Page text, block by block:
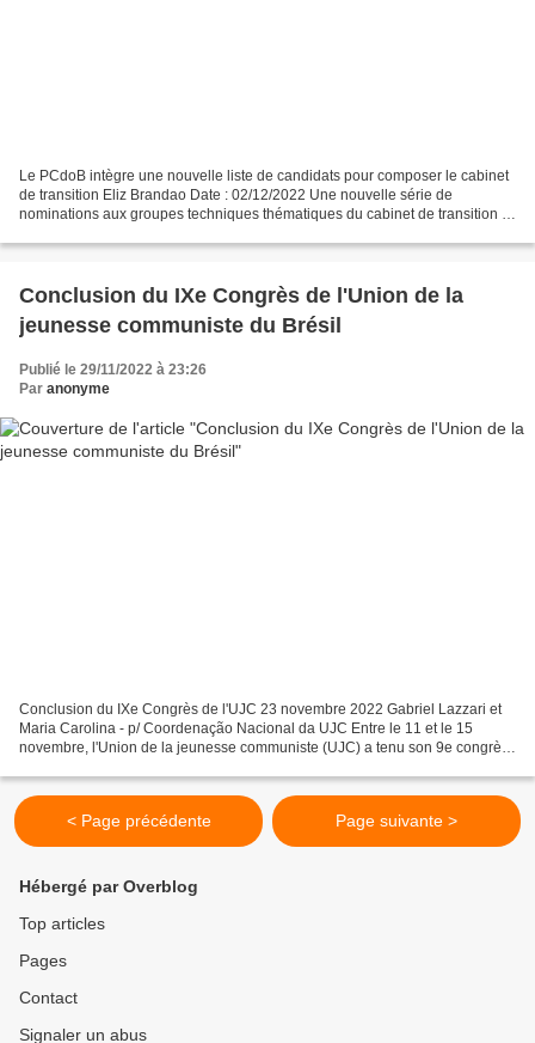
Le PCdoB intègre une nouvelle liste de candidats pour composer le cabinet
de transition Eliz Brandao Date : 02/12/2022 Une nouvelle série de
nominations aux groupes techniques thématiques du cabinet de transition a
Conclusion du IXe Congrès de l'Union de la
jeunesse communiste du Brésil
Publié le 29/11/2022 à 23:26
Par anonyme
Conclusion du IXe Congrès de l'UJC 23 novembre 2022 Gabriel Lazzari et
Maria Carolina - p/ Coordenação Nacional da UJC Entre le 11 et le 15
novembre, l'Union de la jeunesse communiste (UJC) a tenu son 9e congrès
< Page précédente Page suivante >
Hébergé par Overblog
Top articles
Pages
Contact
Signaler un abus